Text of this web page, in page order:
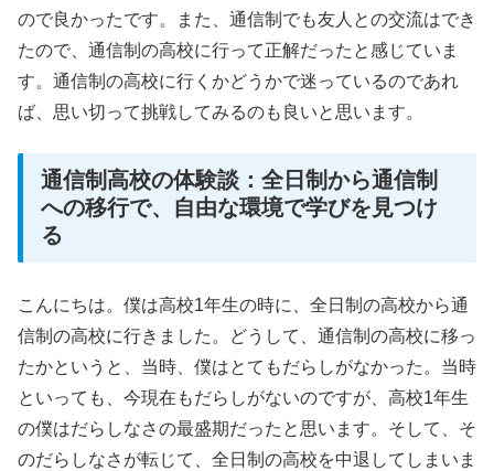
ので良かったです。また、通信制でも友人との交流はでき
たので、通信制の高校に行って正解だったと感じていま
す。通信制の高校に行くかどうかで迷っているのであれ
ば、思い切って挑戦してみるのも良いと思います。
通信制高校の体験談：全日制から通信制
への移行で、自由な環境で学びを見つけ
る
こんにちは。僕は高校1年生の時に、全日制の高校から通
信制の高校に行きました。どうして、通信制の高校に移っ
たかというと、当時、僕はとてもだらしがなかった。当時
といっても、今現在もだらしがないのですが、高校1年生
の僕はだらしなさの最盛期だったと思います。そして、そ
のだらしなさが転じて、全日制の高校を中退してしまいま